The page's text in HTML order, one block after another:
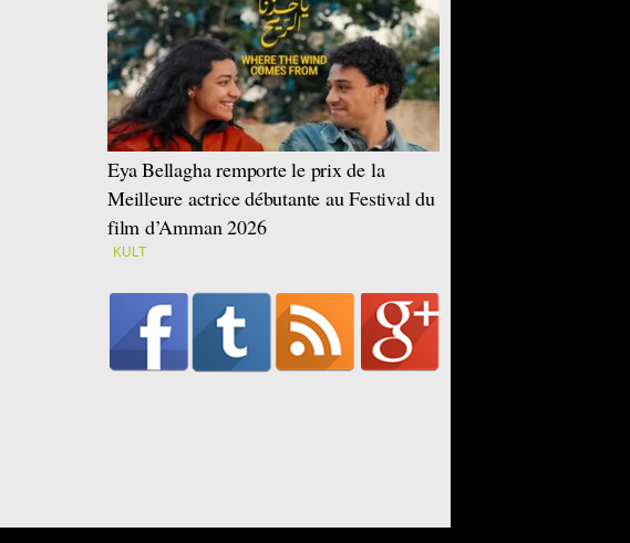
Eya Bellagha remporte le prix de la
Meilleure actrice débutante au Festival du
film d’Amman 2026
KULT